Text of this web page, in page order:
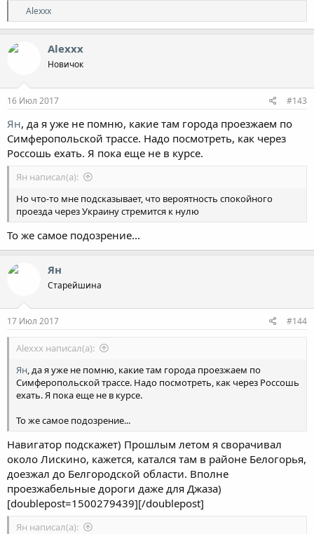
Р
е
а
:
Alexxx
Alexxx
Новичок
16 Июл 2017 #143
Ян, да я уже не помню, какие там города проезжаем по
Симферопольской трассе. Надо посмотреть, как через
Россошь ехать. Я пока еще не в курсе.
Ян написал(а):
Но что-то мне подсказывает, что вероятность спокойного
проезда через Украину стремится к нулю
То же самое подозрение...
Ян
Старейшина
17 Июл 2017 #144
Alexxx написал(а):
Ян, да я уже не помню, какие там города проезжаем по
Симферопольской трассе. Надо посмотреть, как через Россошь
ехать. Я пока еще не в курсе.
То же самое подозрение...
Навигатор подскажет) Прошлым летом я сворачивал
около Лискино, кажется, катался там в районе Белогорья,
доезжал до Белгородской области. Вполне
проезжабельные дороги даже для Джаза)
[doublepost=1500279439][/doublepost]
Ян написал(а):